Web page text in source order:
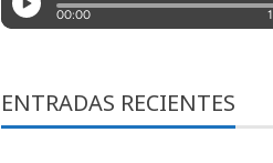
ENTRADAS RECIENTES